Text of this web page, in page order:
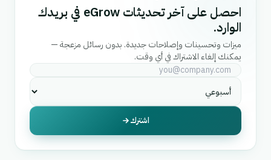
احصل على آخر تحديثات eGrow في بريدك
الوارد.
ميزات وتحسينات وإصلاحات جديدة. بدون رسائل مزعجة —
يمكنك إلغاء الاشتراك في أي وقت.
اشترك